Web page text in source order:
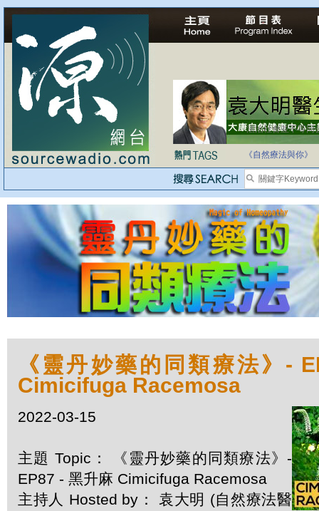
法治社會並不等同
自家教育合法化-
《自然療法與你》
《靈丹妙藥的同類療法》-
Cimicifuga Racemosa
2022-03-15
主題 Topic： 《靈丹妙藥的同類療法》-
EP87 - 黑升麻 Cimicifuga Racemosa
主持人 Hosted by： 袁大明 (自然療法醫